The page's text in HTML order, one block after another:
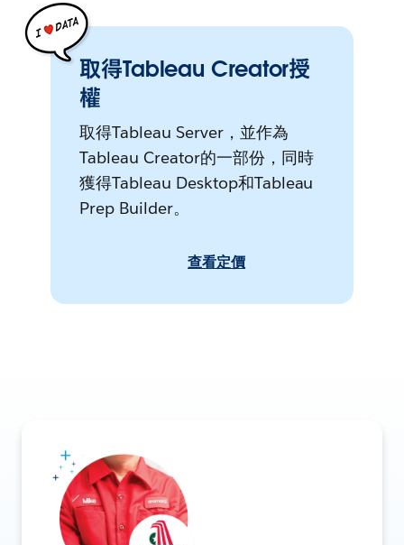
取得Tableau Creator授
權
取得Tableau Server，並作為
Tableau Creator的一部份，同時
獲得Tableau Desktop和Tableau
Prep Builder。
查看定價